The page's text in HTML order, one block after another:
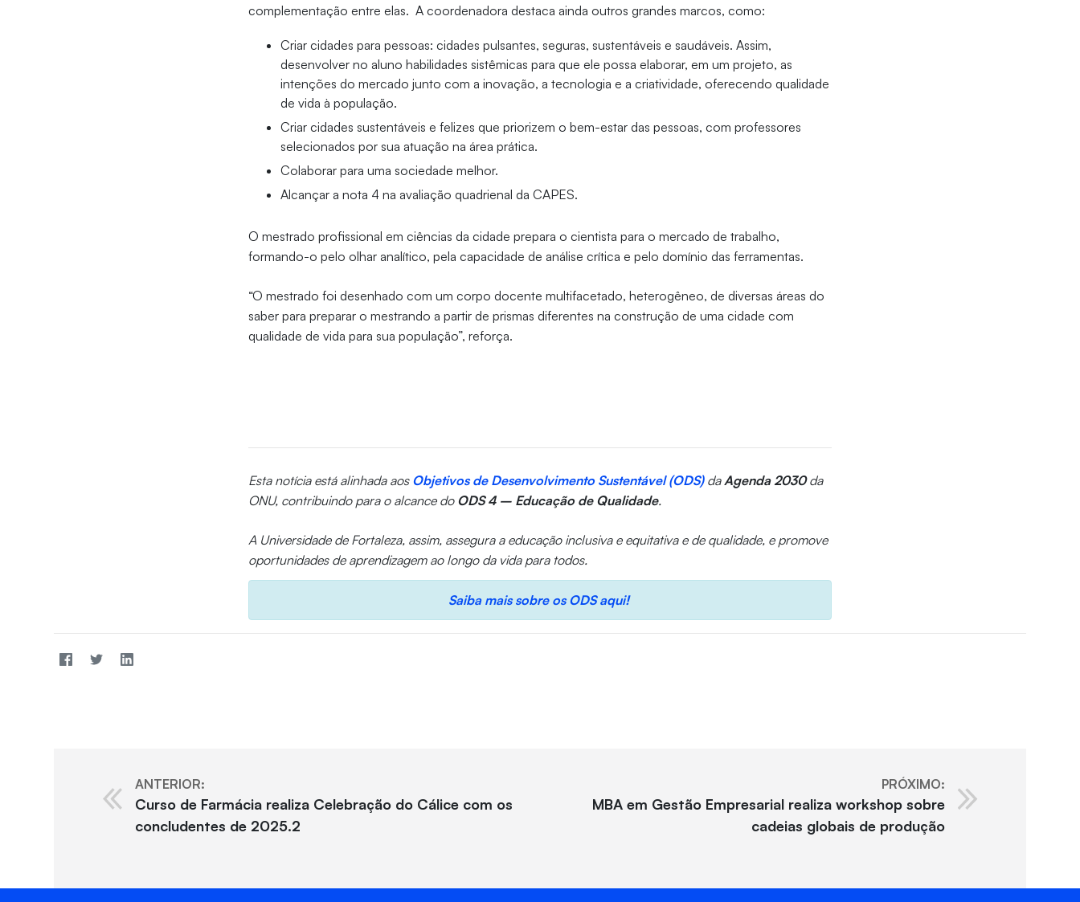
complementação entre elas. A coordenadora destaca ainda outros grandes marcos, como:
Criar cidades para pessoas: cidades pulsantes, seguras, sustentáveis e saudáveis. Assim,
desenvolver no aluno habilidades sistêmicas para que ele possa elaborar, em um projeto, as
intenções do mercado junto com a inovação, a tecnologia e a criatividade, oferecendo qualidade
de vida à população.
Criar cidades sustentáveis e felizes que priorizem o bem-estar das pessoas, com professores
selecionados por sua atuação na área prática.
Colaborar para uma sociedade melhor.
Alcançar a nota 4 na avaliação quadrienal da CAPES.
O mestrado profissional em ciências da cidade prepara o cientista para o mercado de trabalho,
formando-o pelo olhar analítico, pela capacidade de análise crítica e pelo domínio das ferramentas.
“O mestrado foi desenhado com um corpo docente multifacetado, heterogêneo, de diversas áreas do
saber para preparar o mestrando a partir de prismas diferentes na construção de uma cidade com
qualidade de vida para sua população”, reforça.
Esta notícia está alinhada aos Objetivos de Desenvolvimento Sustentável (ODS)daAgenda 2030da
ONU, contribuindo para o alcance do ODS 4 – Educação de Qualidade.
A Universidade de Fortaleza, assim, assegura a educação inclusiva e equitativa e de qualidade, e promove
oportunidades de aprendizagem ao longo da vida para todos.
Saiba mais sobre os ODS aqui!
ANTERIOR:
Curso de Farmácia realiza Celebração do Cálice com os
concludentes de 2025.2
PRÓXIMO:
MBA em Gestão Empresarial realiza workshop sobre
cadeias globais de produção